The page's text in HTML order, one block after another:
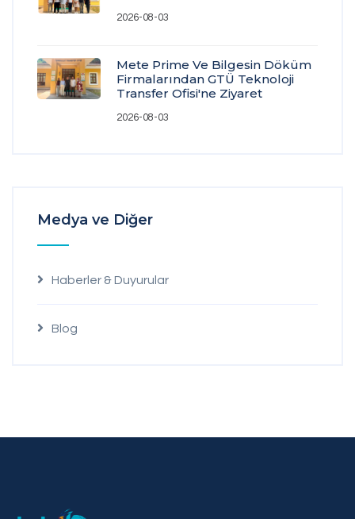
2026-08-03
Mete Prime Ve Bilgesin Döküm
Firmalarından GTÜ Teknoloji
Transfer Ofisi'ne Ziyaret
2026-08-03
Medya ve Diğer
Haberler & Duyurular
Blog